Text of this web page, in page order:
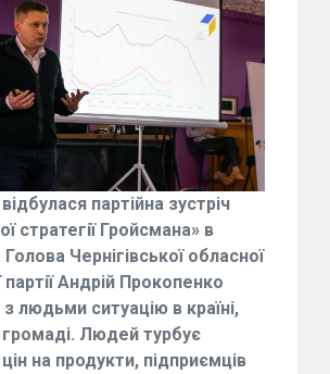
партійна зустріч
стратегії Гройсмана» в
Чернігівської обласної
партії Андрій Прокопенко
людьми ситуацію в країні,
громаді. Людей турбує
на продукти, підприємців